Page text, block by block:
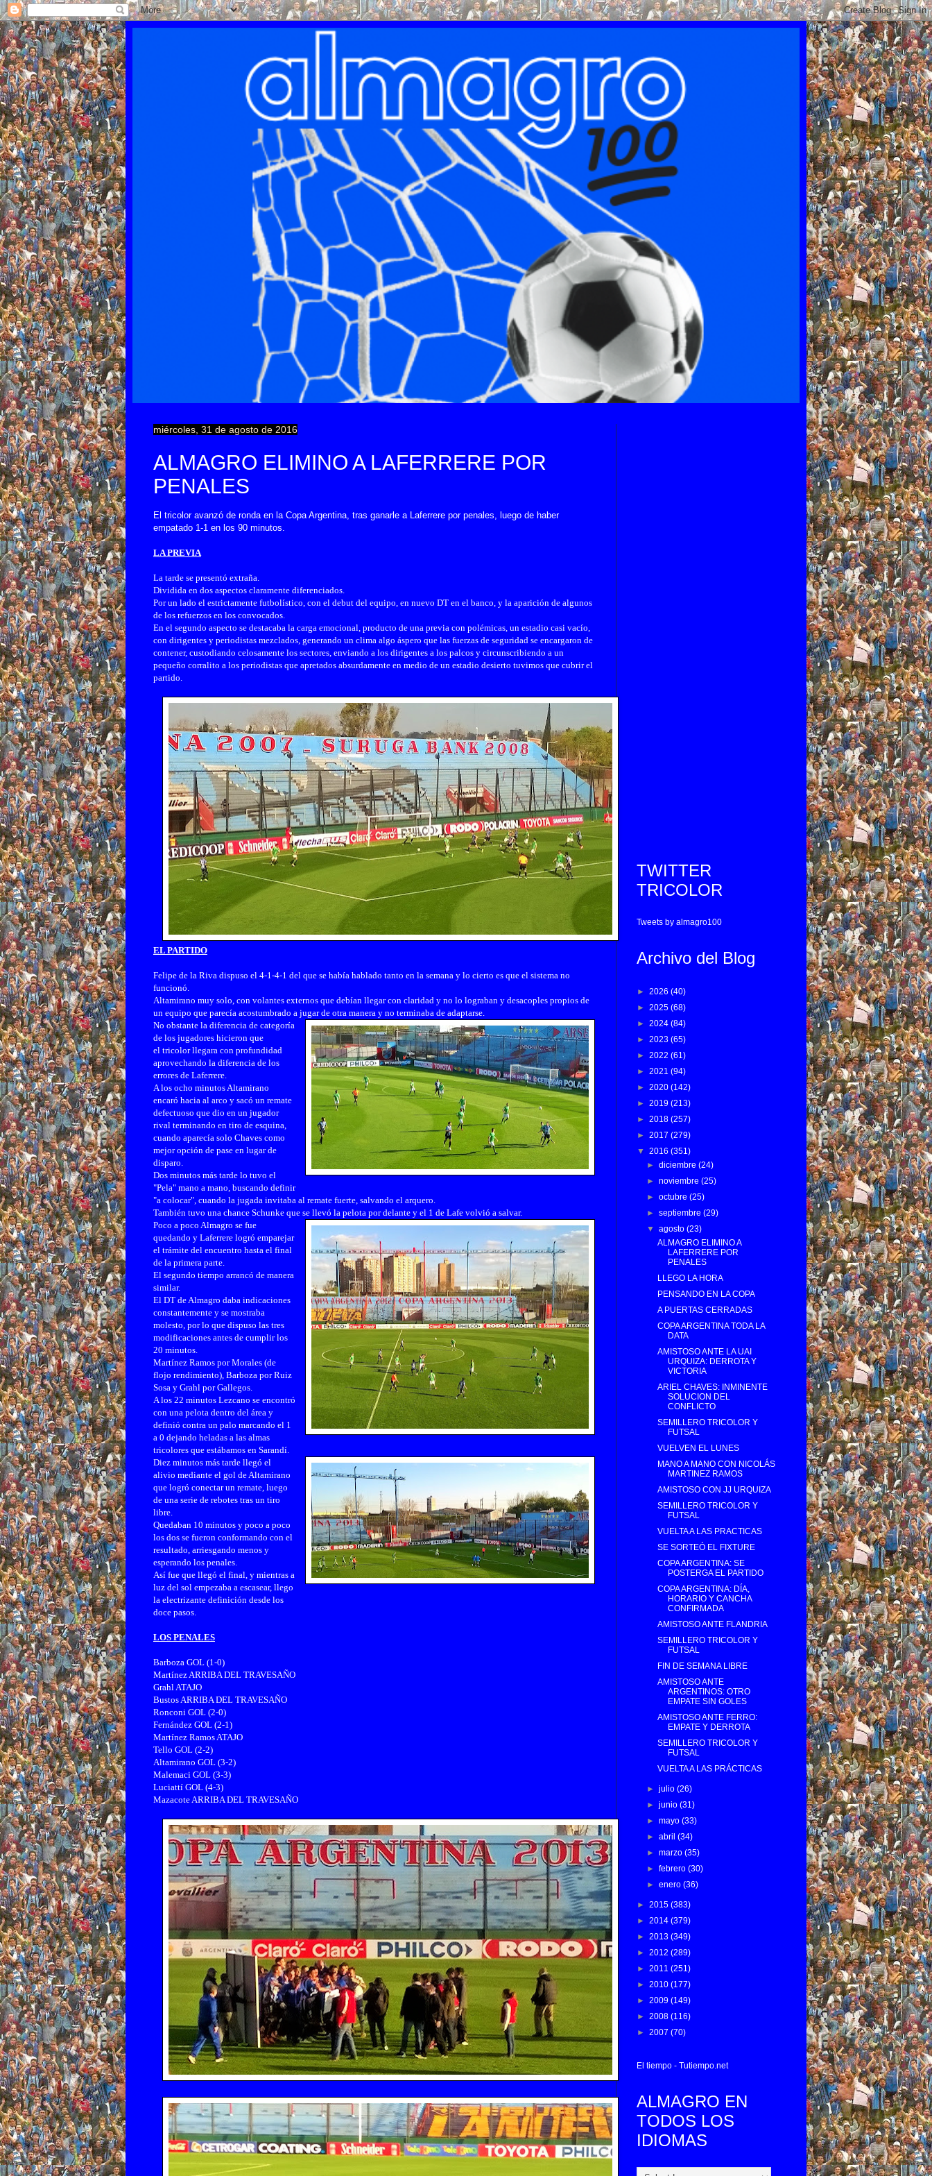
miércoles, 31 de agosto de 2016
ALMAGRO ELIMINO A LAFERRERE POR
PENALES
El tricolor avanzó de ronda en la Copa Argentina, tras ganarle a Laferrere por penales, luego de haber
empatado 1-1 en los 90 minutos.
LA PREVIA
La tarde se presentó extraña.
Dividida en dos aspectos claramente diferenciados.
Por un lado el estrictamente futbolístico, con el debut del equipo, en nuevo DT en el banco, y la aparición de algunos
de los refuerzos en los convocados.
En el segundo aspecto se destacaba la carga emocional, producto de una previa con polémicas, un estadio casi vacío,
con dirigentes y periodistas mezclados, generando un clima algo áspero que las fuerzas de seguridad se encargaron de
contener, custodiando celosamente los sectores, enviando a los dirigentes a los palcos y circunscribiendo a un
pequeño corralito a los periodistas que apretados absurdamente en medio de un estadio desierto tuvimos que cubrir el
partido.
EL PARTIDO
Felipe de la Riva dispuso el 4-1-4-1 del que se había hablado tanto en la semana y lo cierto es que el sistema no
funcionó.
Altamirano muy solo, con volantes externos que debían llegar con claridad y no lo lograban y desacoples propios de
un equipo que parecía acostumbrado a jugar de otra manera y no terminaba de adaptarse.
No obstante la diferencia de categoría
de los jugadores hicieron que
el tricolor llegara con profundidad
aprovechando la diferencia de los
errores de Laferrere.
A los ocho minutos Altamirano
encaró hacia al arco y sacó un remate
defectuoso que dio en un jugador
rival terminando en tiro de esquina,
cuando aparecía solo Chaves como
mejor opción de pase en lugar de
disparo.
Dos minutos más tarde lo tuvo el
"Pela" mano a mano, buscando definir
"a colocar", cuando la jugada invitaba al remate fuerte, salvando el arquero.
También tuvo una chance Schunke que se llevó la pelota por delante y el 1 de Lafe volvió a salvar.
Poco a poco Almagro se fue
quedando y Laferrere logró emparejar
el trámite del encuentro hasta el final
de la primera parte.
El segundo tiempo arrancó de manera
similar.
El DT de Almagro daba indicaciones
constantemente y se mostraba
molesto, por lo que dispuso las tres
modificaciones antes de cumplir los
20 minutos.
Martínez Ramos por Morales (de
flojo rendimiento), Barboza por Ruiz
Sosa y Grahl por Gallegos.
A los 22 minutos Lezcano se encontró
con una pelota dentro del área y
definió contra un palo marcando el 1
a 0 dejando heladas a las almas
tricolores que estábamos en Sarandí.
Diez minutos más tarde llegó el
alivio mediante el gol de Altamirano
que logró conectar un remate, luego
de una serie de rebotes tras un tiro
libre.
Quedaban 10 minutos y poco a poco
los dos se fueron conformando con el
resultado, arriesgando menos y
esperando los penales.
Así fue que llegó el final, y mientras a
luz del sol empezaba a escasear, llego
la electrizante definición desde los
doce pasos.
LOS PENALES
Barboza GOL (1-0)
Martínez ARRIBA DEL TRAVESAÑO
Grahl ATAJO
Bustos ARRIBA DEL TRAVESAÑO
Ronconi GOL (2-0)
Fernández GOL (2-1)
Martínez Ramos ATAJO
Tello GOL (2-2)
Altamirano GOL (3-2)
Malemaci GOL (3-3)
Luciattí GOL (4-3)
Mazacote ARRIBA DEL TRAVESAÑO
TWITTER
TRICOLOR
Tweets by almagro100
Archivo del Blog
► 2026 (40)
► 2025 (68)
► 2024 (84)
► 2023 (65)
► 2022 (61)
► 2021 (94)
► 2020 (142)
► 2019 (213)
► 2018 (257)
► 2017 (279)
▼ 2016 (351)
►diciembre(24)
►noviembre(25)
►octubre(25)
►septiembre(29)
▼agosto(23)
ALMAGRO ELIMINO A
LAFERRERE POR
PENALES
LLEGO LA HORA
PENSANDO EN LA COPA
A PUERTAS CERRADAS
COPA ARGENTINA TODA LA
DATA
AMISTOSO ANTE LA UAI
URQUIZA: DERROTA Y
VICTORIA
ARIEL CHAVES: INMINENTE
SOLUCION DEL
CONFLICTO
SEMILLERO TRICOLOR Y
FUTSAL
VUELVEN EL LUNES
MANO A MANO CON NICOLÁS
MARTINEZ RAMOS
AMISTOSO CON JJ URQUIZA
SEMILLERO TRICOLOR Y
FUTSAL
VUELTA A LAS PRACTICAS
SE SORTEÓ EL FIXTURE
COPA ARGENTINA: SE
POSTERGA EL PARTIDO
COPA ARGENTINA: DÍA,
HORARIO Y CANCHA
CONFIRMADA
AMISTOSO ANTE FLANDRIA
SEMILLERO TRICOLOR Y
FUTSAL
FIN DE SEMANA LIBRE
AMISTOSO ANTE
ARGENTINOS: OTRO
EMPATE SIN GOLES
AMISTOSO ANTE FERRO:
EMPATE Y DERROTA
SEMILLERO TRICOLOR Y
FUTSAL
VUELTA A LAS PRÁCTICAS
►julio(26)
►junio(31)
►mayo(33)
►abril(34)
►marzo(35)
►febrero(30)
►enero(36)
► 2015 (383)
► 2014 (379)
► 2013 (349)
► 2012 (289)
► 2011 (251)
► 2010 (177)
► 2009 (149)
► 2008 (116)
► 2007 (70)
El tiempo - Tutiempo.net
ALMAGRO EN
TODOS LOS
IDIOMAS